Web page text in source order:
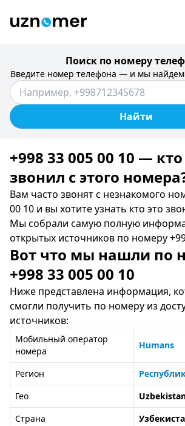
Поиск по номеру
Введите номер телефона — и мы
Найти
+998 33 005 00 10 —
звонил c этого
Вам часто звонят с незнакомого
00 10 и вы хотите узнать кто это
Мы собрали самую полную
открытых источников по номеру
Вот что мы нашли по
+998 33 005 00 10
Ниже представлена информация,
смогли получить по номеру из
источников:
Мобильный оператор
номера
Humans
Регион
Гео
Страна